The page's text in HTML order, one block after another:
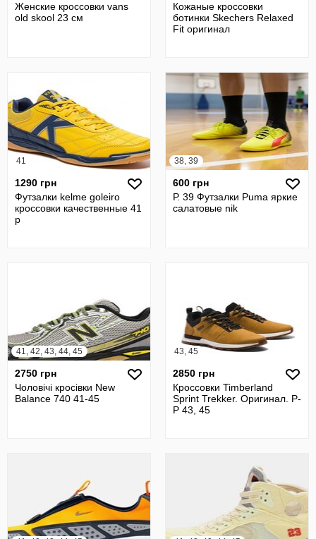
Женские кроссовки vans
old skool 23 см
Кожаные кроссовки
ботинки Skechers Relaxed
Fit оригинал
41
1290 грн
Футзалки kelme goleiro
кроссовки качественные 41
р
38, 39
600 грн
Р. 39 Футзалки Puma яркие
салатовые nik
41, 42, 43, 44, 45
2750 грн
Чоловічі кросівки New
Balance 740 41-45
43, 45
2850 грн
Кроссовки Timberland
Sprint Trekker. Оригинал. Р-
Р 43, 45